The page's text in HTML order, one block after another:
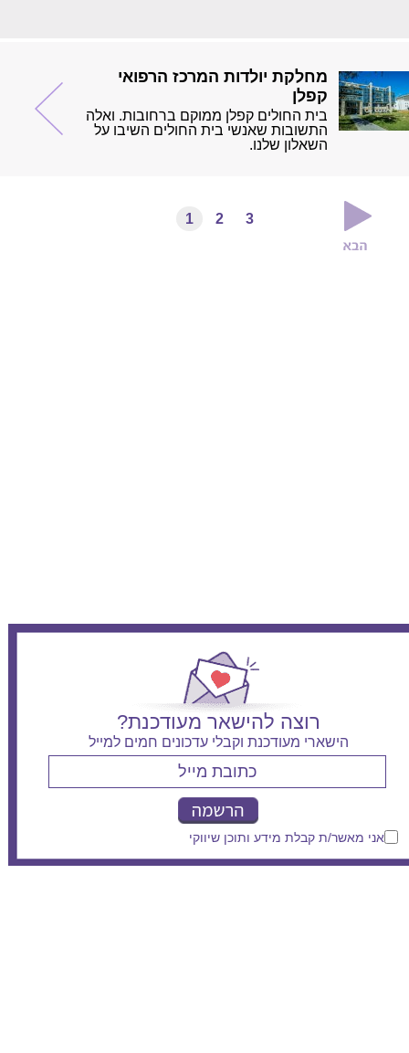
מחלקת יולדות המרכז הרפואי
קפלן
בית החולים קפלן ממוקם ברחובות. ואלה
התשובות שאנשי בית החולים השיבו על
השאלון שלנו.
1 2 3
רוצה להישאר מעודכנת?
הישארי מעודכנת וקבלי עדכונים חמים למייל
אני מאשר/ת קבלת מידע ותוכן שיווקי